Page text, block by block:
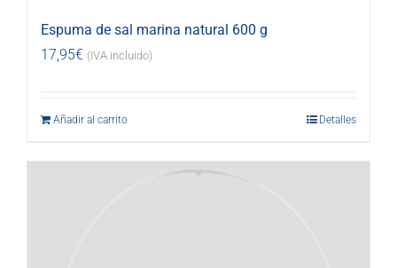
Espuma de sal marina natural 600 g
17,95€ (IVA incluido)
Añadir al carrito Detalles